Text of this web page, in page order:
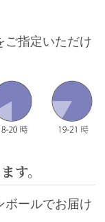
ご指定いただけ
す。
ボールでお届け